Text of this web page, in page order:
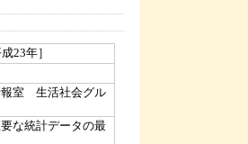
23年］
報室 生活社会グル
な統計データの最